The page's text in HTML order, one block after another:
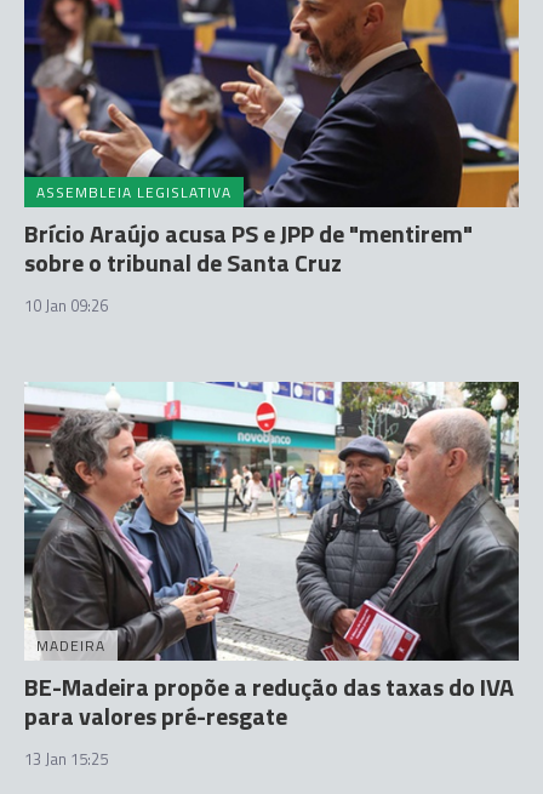
ASSEMBLEIA LEGISLATIVA
Brício Araújo acusa PS e JPP de "mentirem"
sobre o tribunal de Santa Cruz
10 Jan 09:26
MADEIRA
BE-Madeira propõe a redução das taxas do IVA
para valores pré-resgate
13 Jan 15:25